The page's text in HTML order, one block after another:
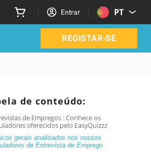
Entrar PT
REGISTAR-SE
de conteúdo:
de Empregos : Conhece os
oferecidos pelo EasyQuizzz
gerais analisados nos nossos
de Entrevista de Emprego